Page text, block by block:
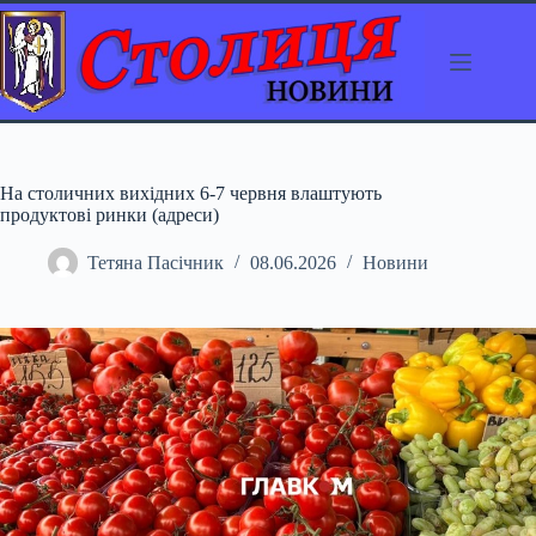
Перейти
до
вмісту
На столичних вихідних 6-7 червня влаштують
продуктові ринки (адреси)
Тетяна Пасічник 08.06.2026 Новини